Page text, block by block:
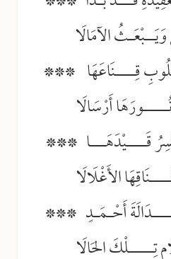
الآمَالَا
قِــــنَاعَهَا ***
أَرْسَالَا
قَــــيْدَهَـــا ***
الأَغْلَالَا
أَحْـمَـدٍ ***
الحَالَا